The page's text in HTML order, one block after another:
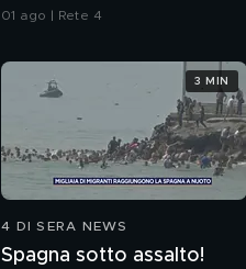
01 ago | Rete 4
4 DI SERA NEWS
Spagna sotto assalto!
3 MIN